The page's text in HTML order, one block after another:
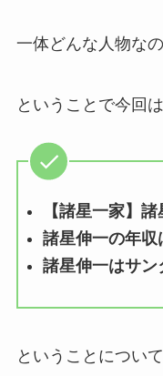
一体どんな人物な
ということで今回は
【諸星一家】
諸星伸一の年収
諸星伸一はサ
ということについ